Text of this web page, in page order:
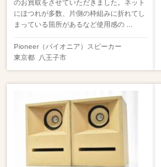
のお買取をさせていただきました。ネット
にほつれが多数、片側の枠組みに折れてし
まっている箇所があるなど使用感の ...
Pioneer（パイオニア） スピーカー
東京都
八王子市